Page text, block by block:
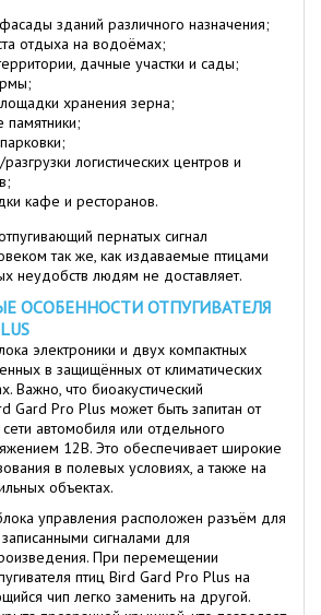
зданий различного назначения;
отдыха на водоёмах;
дачные участки и сады;
хранения зерна;
памятники;
логистических центров и
кафе и ресторанов.
пернатых сигнал
так же, как издаваемые птицами
неудобств людям не доставляет.
ОСОБЕННОСТИ ОТПУГИВАТЕЛЯ
электроники и двух компактных
в защищённых от климатических
Важно, что биоакустический
Gard Pro Plus может быть запитан от
автомобиля или отдельного
12В. Это обеспечивает широкие
в полевых условиях, а также на
объектах.
управления расположен разъём для
сигналами для
При перемещении
птиц Bird Gard Pro Plus на
чип легко заменить на другой.